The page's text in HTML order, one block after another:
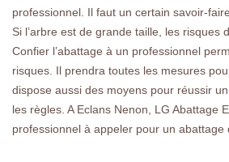
professionnel. Il faut un certain savoir-
Si l’arbre est de grande taille, les risques
Confier l’abattage à un professionnel
risques. Il prendra toutes les mesures
dispose aussi des moyens pour réussir
les règles. A Eclans Nenon, LG Abattage
professionnel à appeler pour un abattage